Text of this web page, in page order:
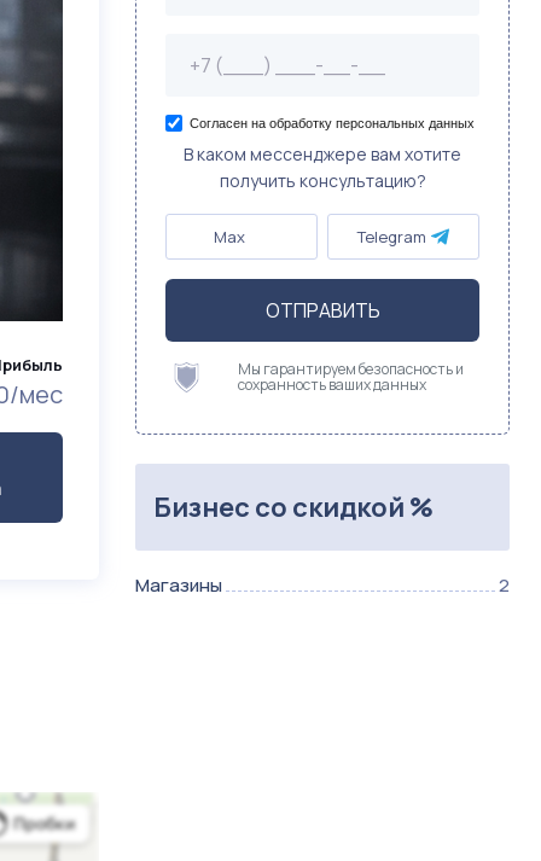
мес
Согласен на обработку персональных данных
В каком мессенджере вам хотите
получить консультацию?
Max Telegram
ОТПРАВИТЬ
Мы гарантируем безопасность и
сохранность ваших данных
Бизнес со скидкой %
Магазины 2